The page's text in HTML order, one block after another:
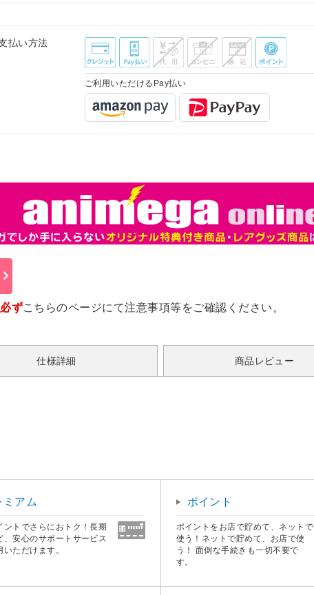
払い方法
ご利用いただけるPay払い
必ずこちらのページにて注意事項等をご確認ください。
仕様詳細 商品レビュー
ミアム
ントでさらにおトク！長期
、安心のサポートサービス
いただけます。
ポイント
ポイントをお店で貯めて、ネットで
使う！ネットで貯めて、お店で使
う！ 面倒な手続きも一切不要で
す。